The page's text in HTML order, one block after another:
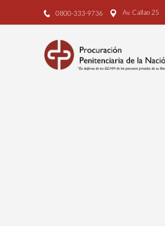
0800-333-9736 Av. Callao 25